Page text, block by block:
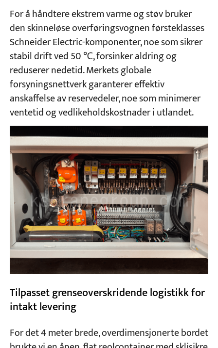
For å håndtere ekstrem varme og støv bruker
den skinneløse overføringsvognen førsteklasses
Schneider Electric-komponenter, noe som sikrer
stabil drift ved 50 ℃, forsinker aldring og
reduserer nedetid. Merkets globale
forsyningsnettverk garanterer effektiv
anskaffelse av reservedeler, noe som minimerer
ventetid og vedlikeholdskostnader i utlandet.
Tilpasset grenseoverskridende logistikk for
intakt levering
For det 4 meter brede, overdimensjonerte bordet